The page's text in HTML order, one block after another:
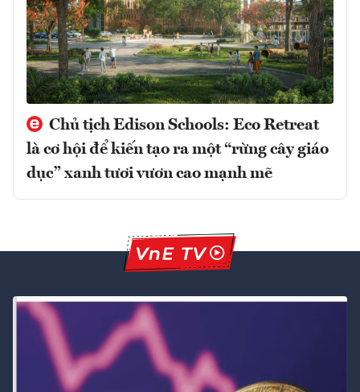
Chủ tịch Edison Schools: Eco Retreat
là cơ hội để kiến tạo ra một “rừng cây giáo
dục” xanh tươi vươn cao mạnh mẽ